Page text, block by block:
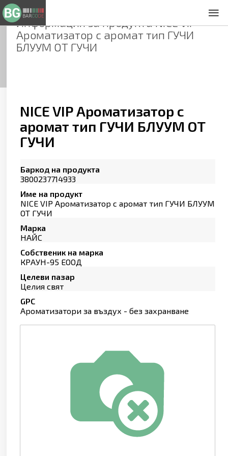
Информация за продуктаNICE VIP
Ароматизатор с аромат тип ГУЧИ
БЛУУМ ОТ ГУЧИ
NICE VIP Ароматизатор с
аромат тип ГУЧИ БЛУУМ ОТ
ГУЧИ
Баркод на продукта
3800237714933
Име на продукт
NICE VIP Ароматизатор с аромат тип ГУЧИ БЛУУМ
ОТ ГУЧИ
Марка
НАЙС
Собственик на марка
КРАУН-95 ЕООД
Целеви пазар
Целия свят
GPC
Ароматизатори за въздух - без захранване
Общи условия
Декларация за проверителност